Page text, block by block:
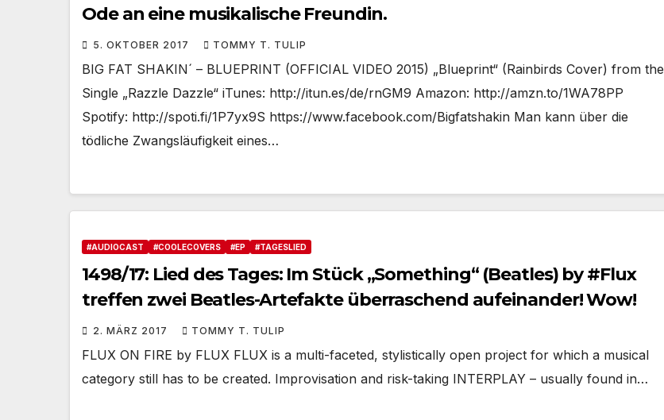
Ode an eine musikalische Freundin.
5. OKTOBER 2017 TOMMY T. TULIP
BIG FAT SHAKIN´ – BLUEPRINT (OFFICIAL VIDEO 2015) „Blueprint“ (Rainbirds Cover) from the
Single „Razzle Dazzle“ iTunes: http://itun.es/de/rnGM9 Amazon: http://amzn.to/1WA78PP
Spotify: http://spoti.fi/1P7yx9S https://www.facebook.com/Bigfatshakin Man kann über die
tödliche Zwangsläufigkeit eines…
#AUDIOCAST #COOLECOVERS #EP #TAGESLIED
1498/17: Lied des Tages: Im Stück „Something“ (Beatles) by #Flux
treffen zwei Beatles-Artefakte überraschend aufeinander! Wow!
2. MÄRZ 2017 TOMMY T. TULIP
FLUX ON FIRE by FLUX FLUX is a multi-faceted, stylistically open project for which a musical
category still has to be created. Improvisation and risk-taking INTERPLAY – usually found in…